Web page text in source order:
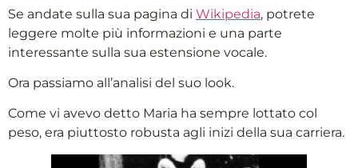
Se andate sulla sua pagina di Wikipedia, potrete
leggere molte più informazioni e una parte
interessante sulla sua estensione vocale.
Ora passiamo all’analisi del suo look.
Come vi avevo detto Maria ha sempre lottato col
peso, era piuttosto robusta agli inizi della sua carriera.